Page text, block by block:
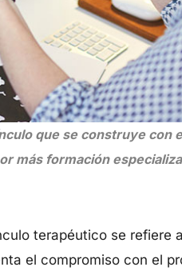
que se construye con
más formación
terapéutico se refiere
el compromiso con el